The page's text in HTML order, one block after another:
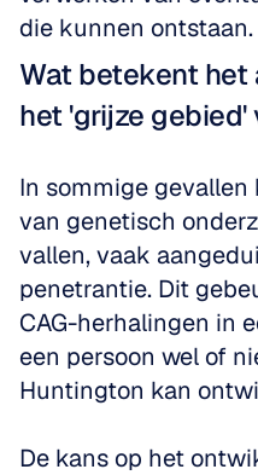
die kunnen ontstaan.
Wat betekent het
het 'grijze gebied'
In sommige
van genetisch
vallen, vaak
penetrantie. Dit
CAG-herhalingen in
een persoon wel of
Huntington kan
De kans op het